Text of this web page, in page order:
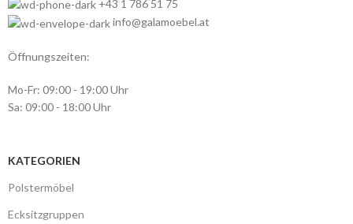
+43 1 786 51 75
info@galamoebel.at
Öffnungszeiten:
Mo-Fr: 09:00 - 19:00 Uhr
Sa: 09:00 - 18:00 Uhr
KATEGORIEN
Polstermöbel
Ecksitzgruppen